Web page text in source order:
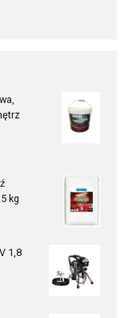
kg
1,8